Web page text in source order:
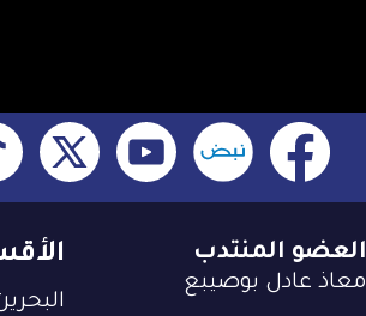
العضو المنتدب
معاذ عادل بوصيبع